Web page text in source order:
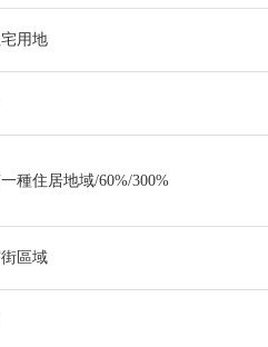
用地
種住居地域/60%/300%
區域